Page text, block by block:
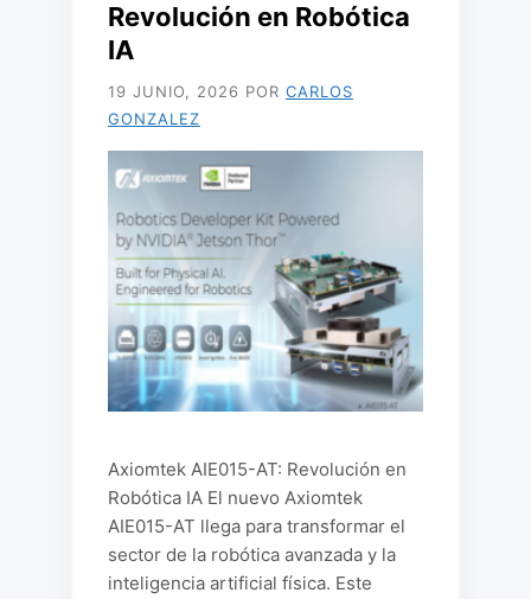
Revolución en Robótica
IA
19 JUNIO, 2026 POR CARLOS
GONZALEZ
Axiomtek AIE015-AT: Revolución en
Robótica IA El nuevo Axiomtek
AIE015-AT llega para transformar el
sector de la robótica avanzada y la
inteligencia artificial física. Este